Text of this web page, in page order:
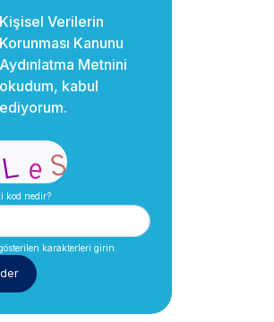
Kişisel Verilerin
Korunması Kanunu
Aydınlatma Metnini
okudum, kabul
ediyorum.
kod nedir?
karakterleri girin.